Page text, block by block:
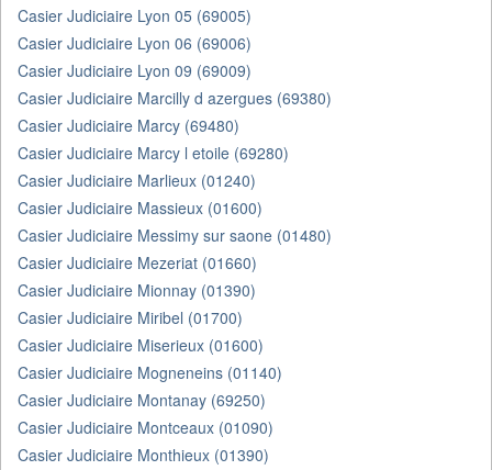
Casier Judiciaire Lyon 05 (69005)
Casier Judiciaire Lyon 06 (69006)
Casier Judiciaire Lyon 09 (69009)
Casier Judiciaire Marcilly d azergues (69380)
Casier Judiciaire Marcy (69480)
Casier Judiciaire Marcy l etoile (69280)
Casier Judiciaire Marlieux (01240)
Casier Judiciaire Massieux (01600)
Casier Judiciaire Messimy sur saone (01480)
Casier Judiciaire Mezeriat (01660)
Casier Judiciaire Mionnay (01390)
Casier Judiciaire Miribel (01700)
Casier Judiciaire Miserieux (01600)
Casier Judiciaire Mogneneins (01140)
Casier Judiciaire Montanay (69250)
Casier Judiciaire Montceaux (01090)
Casier Judiciaire Monthieux (01390)